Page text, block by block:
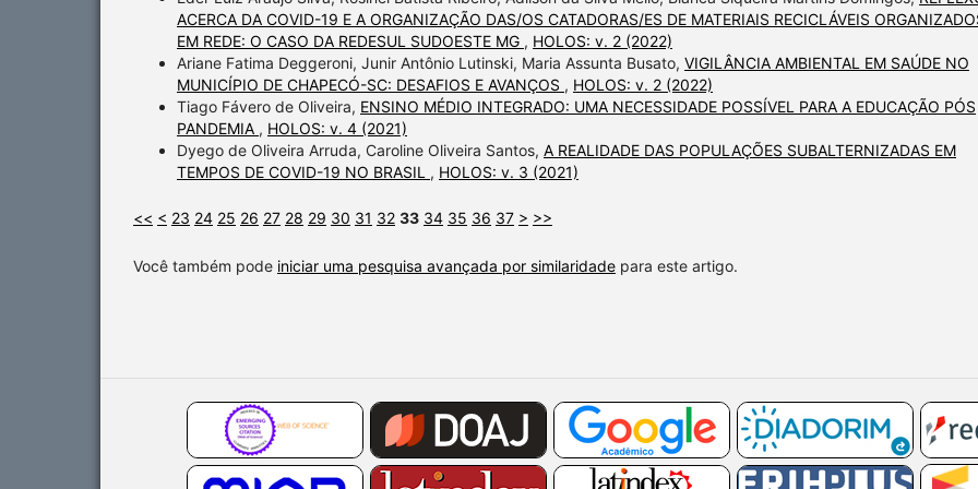
ACERCA DA COVID-19 E A ORGANIZAÇÃO DAS/OS CATADORAS/ES DE MATERIAIS RECICLÁVEIS
EM REDE: O CASO DA REDESUL SUDOESTE MG , HOLOS: v. 2 (2022)
Ariane Fatima Deggeroni, Junir Antônio Lutinski, Maria Assunta Busato, VIGILÂNCIA AMBIENTAL EM SAÚDE NO
MUNICÍPIO DE CHAPECÓ-SC: DESAFIOS E AVANÇOS , HOLOS: v. 2 (2022)
Tiago Fávero de Oliveira, ENSINO MÉDIO INTEGRADO: UMA NECESSIDADE POSSÍVEL PARA A EDUCAÇÃO PÓS
PANDEMIA , HOLOS: v. 4 (2021)
Dyego de Oliveira Arruda, Caroline Oliveira Santos, A REALIDADE DAS POPULAÇÕES SUBALTERNIZADAS EM
TEMPOS DE COVID-19 NO BRASIL , HOLOS: v. 3 (2021)
<< < 23 24 25 26 27 28 29 30 31 32 33 34 35 36 37 > >>
Você também pode iniciar uma pesquisa avançada por similaridade para este artigo.